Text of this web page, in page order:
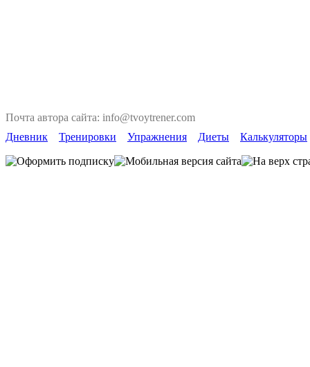
Почта автора сайта: info@tvoytrener.com
Дневник
Тренировки Упражнения Диеты Калькуляторы